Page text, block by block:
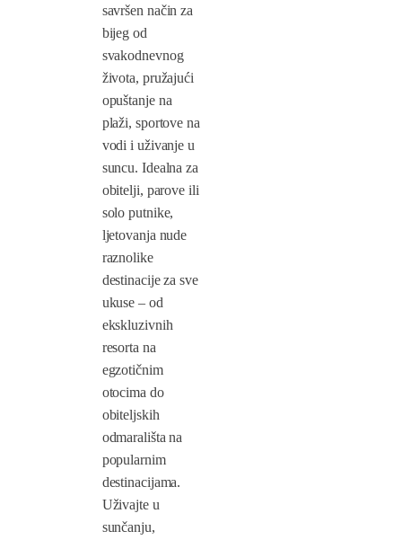
savršen način za
bijeg od
svakodnevnog
života, pružajući
opuštanje na
plaži, sportove na
vodi i uživanje u
suncu. Idealna za
obitelji, parove ili
solo putnike,
ljetovanja nude
raznolike
destinacije za sve
ukuse – od
ekskluzivnih
resorta na
egzotičnim
otocima do
obiteljskih
odmarališta na
popularnim
destinacijama.
Uživajte u
sunčanju,